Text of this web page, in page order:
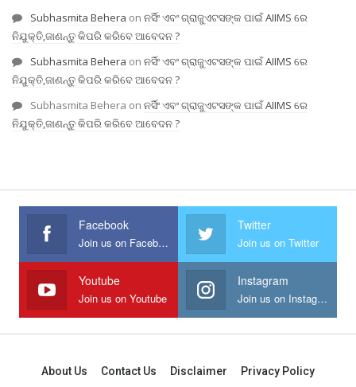
Subhasmita Behera on ନର୍ସିଂ ଏବଂ ଗ୍ରାଜୁଏଟସଙ୍କ ପାଇଁ AIIMS ରେ
ନିଯୁକ୍ତି,ଜାଣନ୍ତୁ କିପରି କରିବେ ଆବେଦନ ?
Subhasmita Behera on ନର୍ସିଂ ଏବଂ ଗ୍ରାଜୁଏଟସଙ୍କ ପାଇଁ AIIMS ରେ
ନିଯୁକ୍ତି,ଜାଣନ୍ତୁ କିପରି କରିବେ ଆବେଦନ ?
Subhasmita Behera on ନର୍ସିଂ ଏବଂ ଗ୍ରାଜୁଏଟସଙ୍କ ପାଇଁ AIIMS ରେ
ନିଯୁକ୍ତି,ଜାଣନ୍ତୁ କିପରି କରିବେ ଆବେଦନ ?
Facebook
Join us on Facebook
Twitter
Join us on Twitter
Youtube
Join us on Youtube
Instagram
Join us on Instagram
About Us Contact Us Disclaimer
Privacy Policy